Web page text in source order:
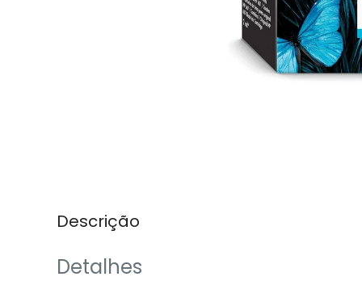
Descrição
Detalhes